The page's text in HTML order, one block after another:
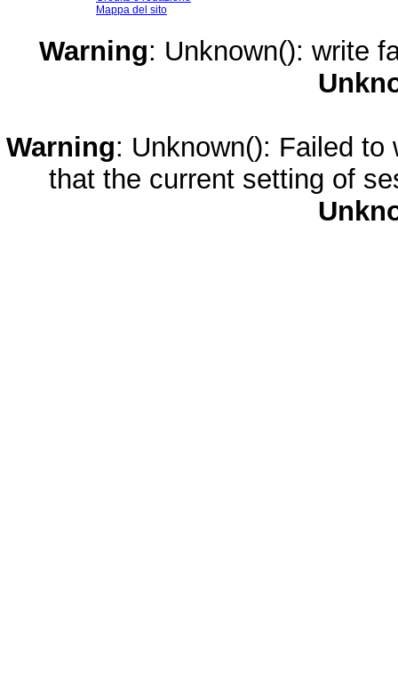
Mappa del sito
Warning: Unknown(): write
Warning: Unknown(): Failed
that the current setting of